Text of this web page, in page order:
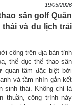
19/05/2026
sân golf Quân
và du lịch trải
công trên địa bàn tỉnh
thể dục thể thao sân
quan tâm đặc biệt bởi
và tầm nhìn gắn kết
sinh thái. Không chỉ là
thuần, công trình này